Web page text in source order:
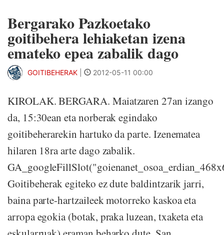
Bergarako Pazkoetako
goitibehera lehiaketan izena
emateko epea zabalik dago
GOITIBEHERAK 2012-05-11 00:00
KIROLAK. BERGARA. Maiatzaren 27an izango
da, 15:30ean eta norberak egindako
goitibeherarekin hartuko da parte. Izenematea
hilaren 18ra arte dago zabalik.
Goitibeherak egiteko ez dute baldintzarik jarri,
baina parte-hartzaileek motorreko kaskoa eta
arropa egokia (botak, praka luzean, txaketa eta